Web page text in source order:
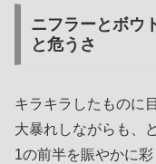
ニフラーとボウ
と危うさ
キラキラしたものに
大暴れしながらも、
1の前半を賑やかに